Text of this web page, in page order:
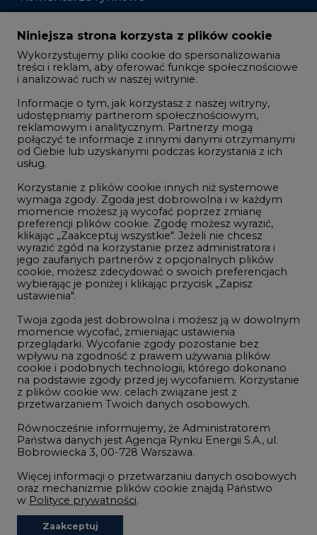
Gospodarka
Geopolityka
Innowacje i AI
Telekomunikacja i IT
Wodór
Górnictwo
Zmiany klimatyczne
Atom
Offshore wind
Magazyny energii
Zielone samorządy
Zielona gospodarka
©2002-2021 - 2026-CIRE.PL Centrum Informacji o Rynku Energii
REDAKCJA@CIRE.PL REKLAMA@CIRE.PL
treści i reklam, aby oferować funkcje społecznościowe
Informacje o tym, jak korzystasz z naszej witryny,
udostępniamy partnerom społecznościowym,
reklamowym i analitycznym. Partnerzy mogą
połączyć te informacje z innymi danymi otrzymanymi
usług.
Korzystanie z plików cookie innych niż systemowe
wymaga zgody. Zgoda jest dobrowolna i w każdym
momencie możesz ją wycofać poprzez zmianę
preferencji plików cookie. Zgodę możesz wyrazić,
wyrazić zgód na korzystanie przez administratora i
jego zaufanych partnerów z opcjonalnych plików
cookie, możesz zdecydować o swoich preferencjach
wybierając je poniżej i klikając przycisk „Zapisz
ustawienia".
Twoja zgoda jest dobrowolna i możesz ją w dowolnym
momencie wycofać, zmieniając ustawienia
przeglądarki. Wycofanie zgody pozostanie bez
wpływu na zgodność z prawem używania plików
na podstawie zgody przed jej wycofaniem. Korzystanie
z plików cookie ww. celach związane jest z
przetwarzaniem Twoich danych osobowych.
Równocześnie informujemy, że Administratorem
Państwa danych jest Agencja Rynku Energii S.A., ul.
Bobrowiecka 3, 00-728 Warszawa.
oraz mechanizmie plików cookie znajdą Państwo
wPolityce prywatności.
wszystkie
Niezbędne pliki cookies